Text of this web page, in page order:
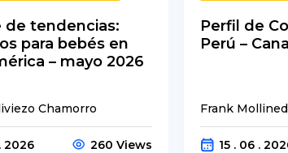
de tendencias:
para bebés en
– mayo 2026
Chamorro
2026 260 Views
Perfil de
Perú –
Frank
15 . 06 .